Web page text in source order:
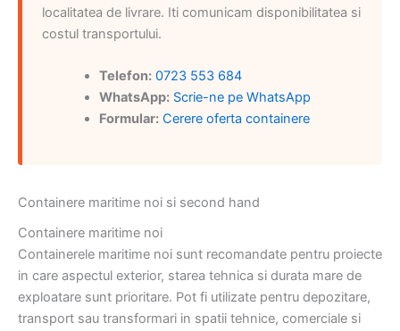
localitatea de livrare. Iti comunicam disponibilitatea si
costul transportului.
Telefon: 0723 553 684
WhatsApp: Scrie-ne pe WhatsApp
Formular: Cerere oferta containere
Containere maritime noi si second hand
Containere maritime noi
Containerele maritime noi sunt recomandate pentru proiecte
in care aspectul exterior, starea tehnica si durata mare de
exploatare sunt prioritare. Pot fi utilizate pentru depozitare,
transport sau transformari in spatii tehnice, comerciale si